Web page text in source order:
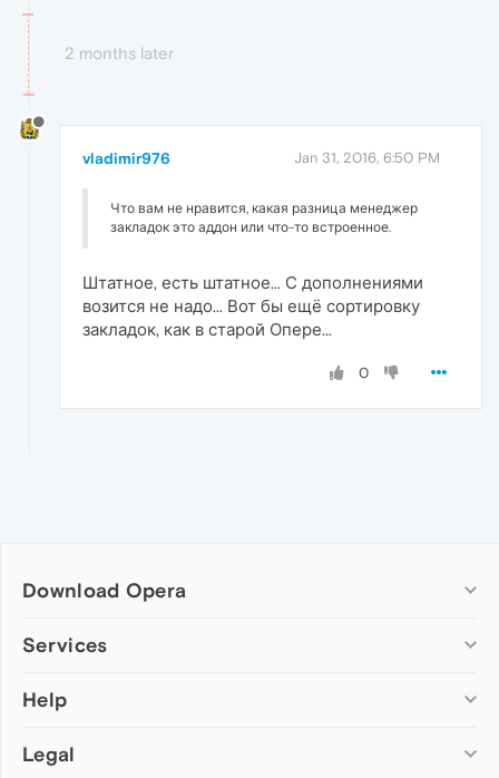
2 months later
vladimir976 Jan 31, 2016, 6:50 PM
Что вам не нравится, какая разница менеджер
закладок это аддон или что-то встроенное.
Штатное, есть штатное... С дополнениями
возится не надо... Вот бы ещё сортировку
закладок, как в старой Опере...
0
Download Opera
Computer browsers
Opera for Mac
Opera beta version
Services
Add-ons
Wallpapers
Help
Help & support
Legal